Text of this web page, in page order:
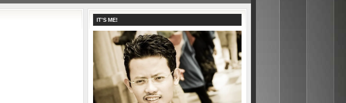
IT'S ME!